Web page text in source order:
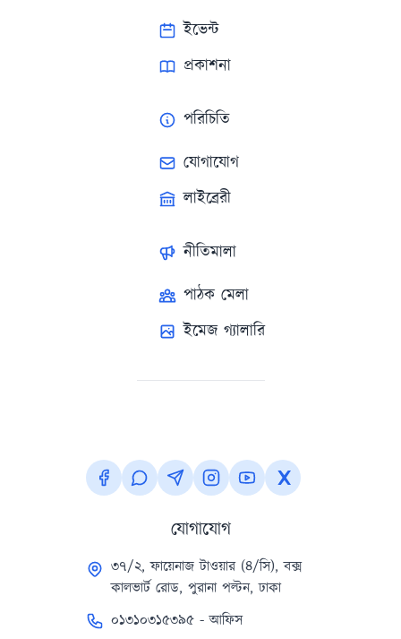
ইভেন্ট
প্রকাশনা
পরিচিতি
যোগাযোগ
লাইব্রেরী
নীতিমালা
পাঠক মেলা
ইমেজ গ্যালারি
যোগাযোগ
৩৭/২, ফায়েনাজ টাওয়ার (৪/সি), বক্স
কালভার্ট রোড, পুরানা পল্টন, ঢাকা
০১৩১০৩১৫৩৯৫ - আফিস